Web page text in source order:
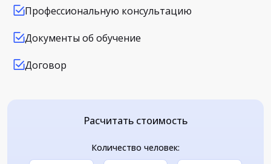
Профессиональную консультацию
Документы об обучение
Договор
Расчитать стоимость
Количество человек: